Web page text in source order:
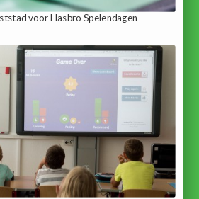
voor Hasbro Spelendagen